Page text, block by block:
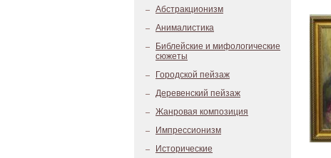
Абстракционизм
Анималистика
Библейские и мифологические
сюжеты
Городской пейзаж
Деревенский пейзаж
Жанровая композиция
Импрессионизм
Исторические